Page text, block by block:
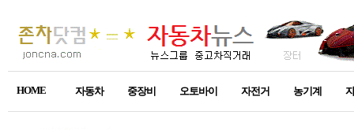
HOME 자동차 중장비 오토바이 자전거 농기계